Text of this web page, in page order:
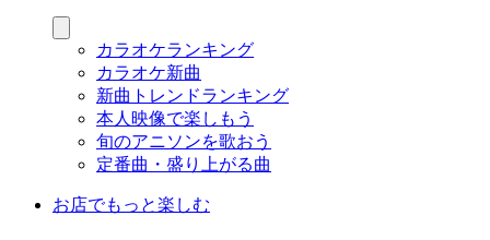
カラオケランキング
カラオケ新曲
新曲トレンドランキング
本人映像で楽しもう
旬のアニソンを歌おう
定番曲・盛り上がる曲
お店でもっと楽しむ